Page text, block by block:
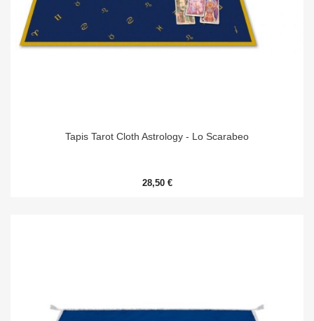
Tapis Tarot Cloth Astrology - Lo Scarabeo
28,50 €